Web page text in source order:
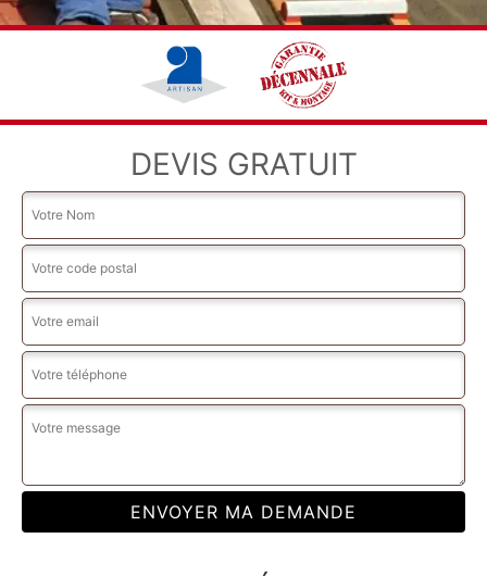
DEVIS GRATUIT